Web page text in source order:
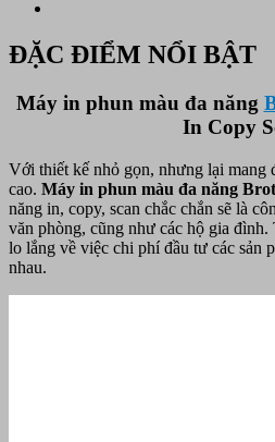
ĐẶC ĐIỂM NỔI BẬT
Máy in phun màu đa năng
In Copy
Với thiết kế nhỏ gọn, nhưng lại mang
cao. Máy in phun màu đa năng
năng in, copy, scan chắc chắn sẽ là
văn phòng, cũng như các hộ gia đình.
lo lắng về việc chi phí đầu tư các sản
nhau.